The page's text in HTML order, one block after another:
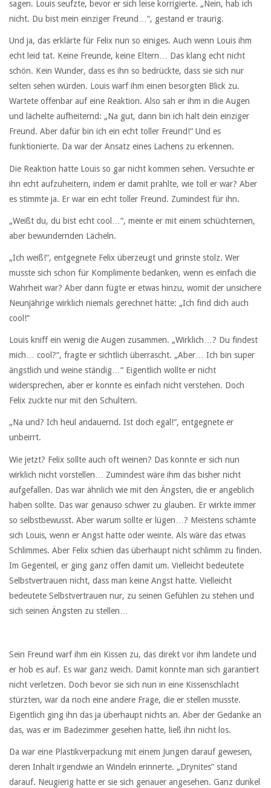
sagen. Louis seufzte, bevor er sich leise korrigierte. „Nein, hab ich
nicht. Du bist mein einziger Freund…“, gestand er traurig.
Und ja, das erklärte für Felix nun so einiges. Auch wenn Louis ihm
echt leid tat. Keine Freunde, keine Eltern… Das klang echt nicht
schön. Kein Wunder, dass es ihn so bedrückte, dass sie sich nur
selten sehen würden. Louis warf ihm einen besorgten Blick zu.
Wartete offenbar auf eine Reaktion. Also sah er ihm in die Augen
und lächelte aufheiternd: „Na gut, dann bin ich halt dein einziger
Freund. Aber dafür bin ich ein echt toller Freund!“ Und es
funktionierte. Da war der Ansatz eines Lachens zu erkennen.
Die Reaktion hatte Louis so gar nicht kommen sehen. Versuchte er
ihn echt aufzuheitern, indem er damit prahlte, wie toll er war? Aber
es stimmte ja. Er war ein echt toller Freund. Zumindest für ihn.
„Weißt du, du bist echt cool…“, meinte er mit einem schüchternen,
aber bewundernden Lächeln.
„Ich weiß!“, entgegnete Felix überzeugt und grinste stolz. Wer
musste sich schon für Komplimente bedanken, wenn es einfach die
Wahrheit war? Aber dann fügte er etwas hinzu, womit der unsichere
Neunjährige wirklich niemals gerechnet hätte: „Ich find dich auch
cool!“
Louis kniff ein wenig die Augen zusammen. „Wirklich…? Du findest
mich… cool?“, fragte er sichtlich überrascht. „Aber… Ich bin super
ängstlich und weine ständig…“ Eigentlich wollte er nicht
widersprechen, aber er konnte es einfach nicht verstehen. Doch
Felix zuckte nur mit den Schultern.
„Na und? Ich heul andauernd. Ist doch egal!“, entgegnete er
unbeirrt.
Wie jetzt? Felix sollte auch oft weinen? Das konnte er sich nun
wirklich nicht vorstellen… Zumindest wäre ihm das bisher nicht
aufgefallen. Das war ähnlich wie mit den Ängsten, die er angeblich
haben sollte. Das war genauso schwer zu glauben. Er wirkte immer
so selbstbewusst. Aber warum sollte er lügen…? Meistens schämte
sich Louis, wenn er Angst hatte oder weinte. Als wäre das etwas
Schlimmes. Aber Felix schien das überhaupt nicht schlimm zu finden.
Im Gegenteil, er ging ganz offen damit um. Vielleicht bedeutete
Selbstvertrauen nicht, dass man keine Angst hatte. Vielleicht
bedeutete Selbstvertrauen nur, zu seinen Gefühlen zu stehen und
sich seinen Ängsten zu stellen…
Sein Freund warf ihm ein Kissen zu, das direkt vor ihm landete und
er hob es auf. Es war ganz weich. Damit konnte man sich garantiert
nicht verletzen. Doch bevor sie sich nun in eine Kissenschlacht
stürzten, war da noch eine andere Frage, die er stellen musste.
Eigentlich ging ihn das ja überhaupt nichts an. Aber der Gedanke an
das, was er im Badezimmer gesehen hatte, ließ ihn nicht los.
Da war eine Plastikverpackung mit einem Jungen darauf gewesen,
deren Inhalt irgendwie an Windeln erinnerte. „Drynites“ stand
darauf. Neugierig hatte er sie sich genauer angesehen. Ganz dunkel